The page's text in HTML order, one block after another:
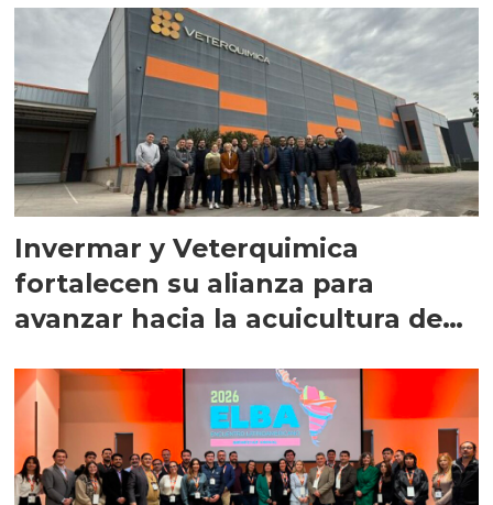
Invermar y Veterquimica
fortalecen su alianza para
avanzar hacia la acuicultura de